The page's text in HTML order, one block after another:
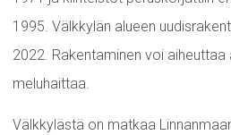
1995. Välkkylän alueen
2022. Rakentaminen voi aiheuttaa
meluhaittaa.
Välkkylästä on matkaa